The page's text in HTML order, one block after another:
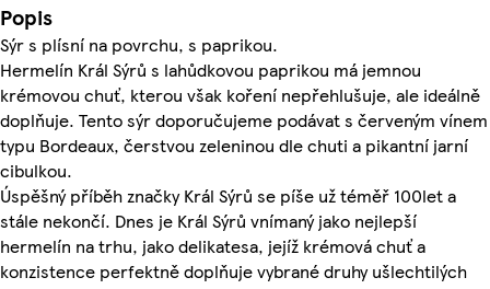
Popis
Sýr s plísní na povrchu, s paprikou.
Hermelín Král Sýrů s lahůdkovou paprikou má jemnou
krémovou chuť, kterou však koření nepřehlušuje, ale ideálně
doplňuje. Tento sýr doporučujeme podávat s červeným vínem
typu Bordeaux, čerstvou zeleninou dle chuti a pikantní jarní
cibulkou.
Úspěšný příběh značky Král Sýrů se píše už téměř 100let a
stále nekončí. Dnes je Král Sýrů vnímaný jako nejlepší
hermelín na trhu, jako delikatesa, jejíž krémová chuť a
konzistence perfektně doplňuje vybrané druhy ušlechtilých